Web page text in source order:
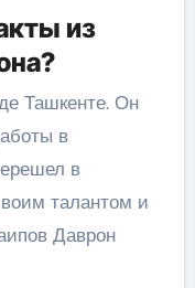
из
Ташкенте. Он
в
в
талантом и
Даврон